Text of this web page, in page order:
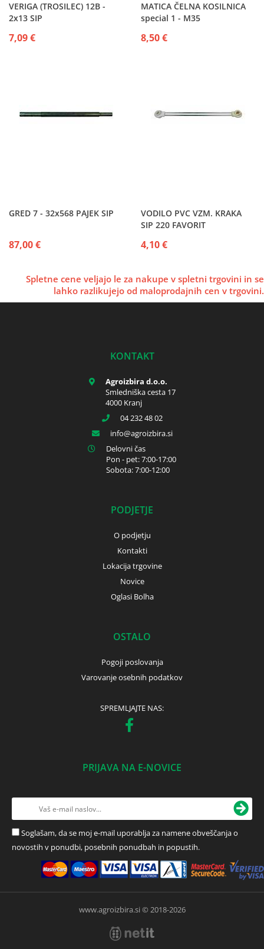
VERIGA (TROSILEC) 12B -
2x13 SIP
7,09 €
MATICA ČELNA KOSILNICA
special 1 - M35
8,50 €
GRED 7 - 32x568 PAJEK SIP
87,00 €
VODILO PVC VZM. KRAKA
SIP 220 FAVORIT
4,10 €
Spletne cene veljajo le za nakupe v spletni trgovini in se
lahko razlikujejo od maloprodajnih cen v trgovini.
KONTAKT
Agroizbira d.o.o.
Smledniška cesta 17
4000 Kranj
04 232 48 02
info
agroizbira.si
Delovni čas
Pon - pet: 7:00-17:00
Sobota: 7:00-12:00
PODJETJE
O podjetju
Kontakti
Lokacija trgovine
Novice
Oglasi Bolha
OSTALO
Pogoji poslovanja
Varovanje osebnih podatkov
SPREMLJAJTE NAS:
PRIJAVA NA E-NOVICE
Soglašam, da se moj e-mail uporablja za namene obveščanja o
novostih v ponudbi, posebnih ponudbah in popustih.
www.agroizbira.si © 2018-2026